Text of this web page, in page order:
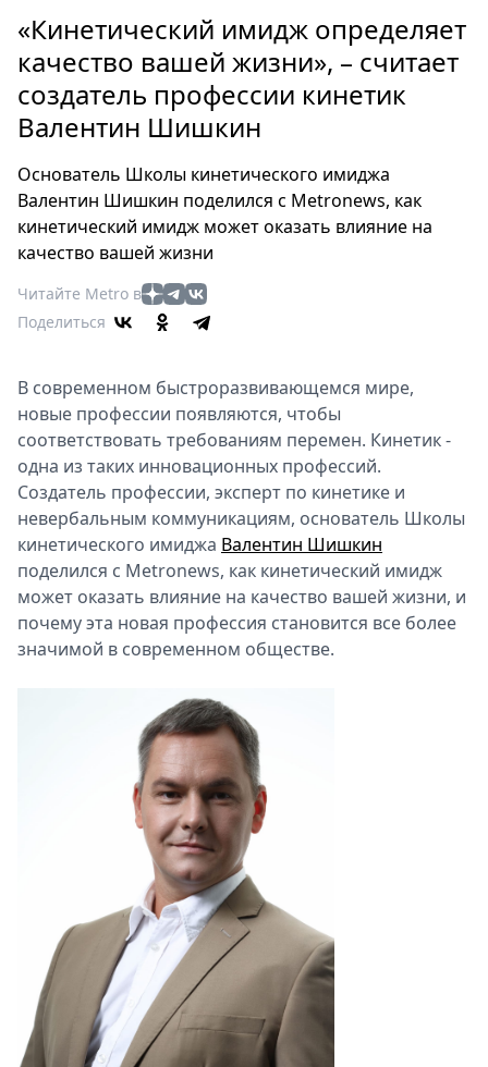
Россия
Мир
Здоровье
Еда
Мода
Театр
Кино
Книги
Выставки
релизы
О
Metro
Стримы
Спецпроекты
Звезды
Выборы
2026
Скачай
Metro
«Кинетический имидж определяет
качество вашей жизни», – считает
создатель профессии кинетик
Валентин Шишкин
Основатель Школы кинетического имиджа
Валентин Шишкин поделился с Metronews, как
кинетический имидж может оказать влияние на
качество вашей жизни
Читайте Metro в
Поделиться
В современном быстроразвивающемся мире,
новые профессии появляются, чтобы
соответствовать требованиям перемен. Кинетик -
одна из таких инновационных профессий.
Создатель профессии, эксперт по кинетике и
невербальным коммуникациям, основатель Школы
кинетического имиджа Валентин Шишкин
поделился с Metronews, как кинетический имидж
может оказать влияние на качество вашей жизни, и
почему эта новая профессия становится все более
значимой в современном обществе.